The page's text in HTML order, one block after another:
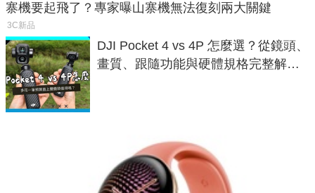
寨機要起飛了？專家曝山寨機無法復刻兩大關鍵
3C新品
DJI Pocket 4 vs 4P 怎麼選？從鏡頭、
畫質、跟隨功能與硬體規格完整解